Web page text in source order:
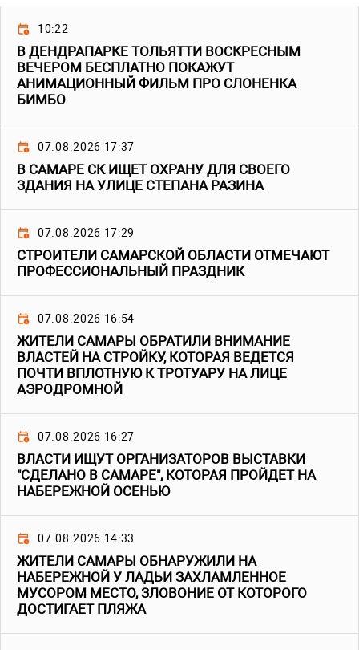
10:22
В ДЕНДРАПАРКЕ ТОЛЬЯТТИ ВОСКРЕСНЫМ
ВЕЧЕРОМ БЕСПЛАТНО ПОКАЖУТ
АНИМАЦИОННЫЙ ФИЛЬМ ПРО СЛОНЕНКА
БИМБО
07.08.2026 17:37
В САМАРЕ СК ИЩЕТ ОХРАНУ ДЛЯ СВОЕГО
ЗДАНИЯ НА УЛИЦЕ СТЕПАНА РАЗИНА
07.08.2026 17:29
СТРОИТЕЛИ САМАРСКОЙ ОБЛАСТИ ОТМЕЧАЮТ
ПРОФЕССИОНАЛЬНЫЙ ПРАЗДНИК
07.08.2026 16:54
ЖИТЕЛИ САМАРЫ ОБРАТИЛИ ВНИМАНИЕ
ВЛАСТЕЙ НА СТРОЙКУ, КОТОРАЯ ВЕДЕТСЯ
ПОЧТИ ВПЛОТНУЮ К ТРОТУАРУ НА ЛИЦЕ
АЭРОДРОМНОЙ
07.08.2026 16:27
ВЛАСТИ ИЩУТ ОРГАНИЗАТОРОВ ВЫСТАВКИ
"СДЕЛАНО В САМАРЕ", КОТОРАЯ ПРОЙДЕТ НА
НАБЕРЕЖНОЙ ОСЕНЬЮ
07.08.2026 14:33
ЖИТЕЛИ САМАРЫ ОБНАРУЖИЛИ НА
НАБЕРЕЖНОЙ У ЛАДЬИ ЗАХЛАМЛЕННОЕ
МУСОРОМ МЕСТО, ЗЛОВОНИЕ ОТ КОТОРОГО
ДОСТИГАЕТ ПЛЯЖА